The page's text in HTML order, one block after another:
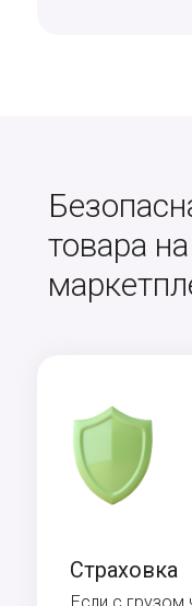
товара
Страховка